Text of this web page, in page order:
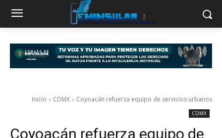
Inicio CDMX Coyoacán refuerza equipo de servicios urbanos
CDMX
Coyoacán refuerza equipo de